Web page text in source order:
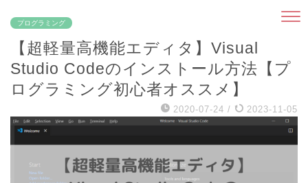
プログラミング
【超軽量高機能エディタ】Visual
Studio Codeのインストール方法【プ
ログラミング初心者オススメ】
2020-07-24 / 2023-11-05